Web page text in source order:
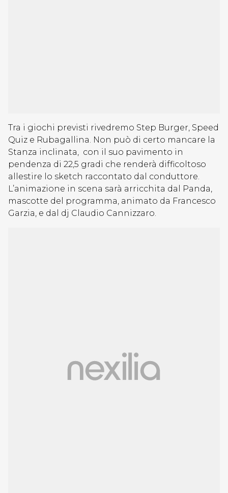
Tra i giochi previsti rivedremo Step Burger, Speed
Quiz e Rubagallina. Non può di certo mancare la
Stanza inclinata, con il suo pavimento in
pendenza di 22,5 gradi che renderà difficoltoso
allestire lo sketch raccontato dal conduttore.
L’animazione in scena sarà arricchita dal Panda,
mascotte del programma, animato da Francesco
Garzia, e dal dj Claudio Cannizzaro.